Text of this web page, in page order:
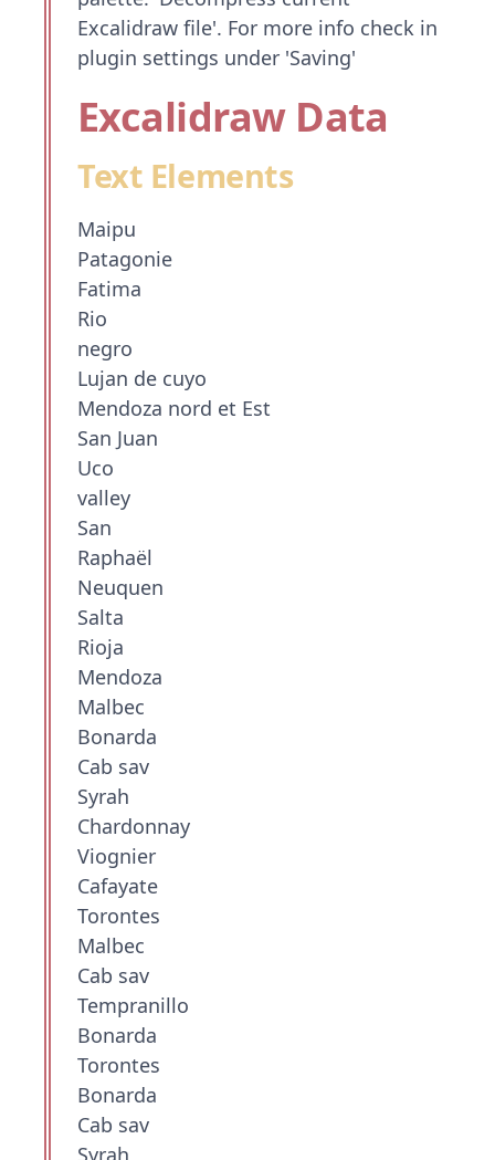
Excalidraw file'. For more info check in
plugin settings under 'Saving'
Excalidraw Data
Text Elements
Maipu
Patagonie
Fatima
Rio
negro
Lujan de cuyo
Mendoza nord et Est
San Juan
Uco
valley
San
Raphaël
Neuquen
Salta
Rioja
Mendoza
Malbec
Bonarda
Cab sav
Syrah
Chardonnay
Viognier
Cafayate
Torontes
Malbec
Cab sav
Tempranillo
Bonarda
Torontes
Bonarda
Cab sav
Syrah